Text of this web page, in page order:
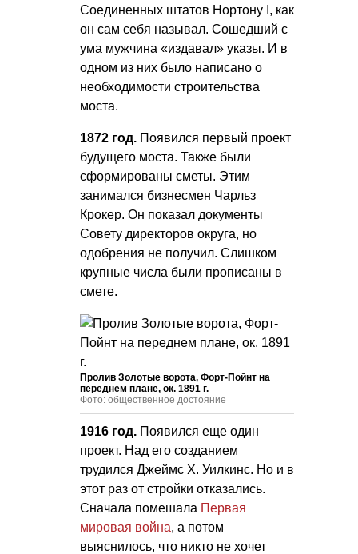
Соединенных штатов Нортону I, как
он сам себя называл. Сошедший с
ума мужчина «издавал» указы. И в
одном из них было написано о
необходимости строительства
моста.
1872 год. Появился первый проект
будущего моста. Также были
сформированы сметы. Этим
занимался бизнесмен Чарльз
Крокер. Он показал документы
Совету директоров округа, но
одобрения не получил. Слишком
крупные числа были прописаны в
смете.
Пролив Золотые ворота, Форт-Пойнт на
переднем плане, ок. 1891 г.
Фото: общественное достояние
1916 год. Появился еще один
проект. Над его созданием
трудился Джеймс Х. Уилкинс. Но и в
этот раз от стройки отказались.
Сначала помешала Первая
мировая война, а потом
выяснилось, что никто не хочет